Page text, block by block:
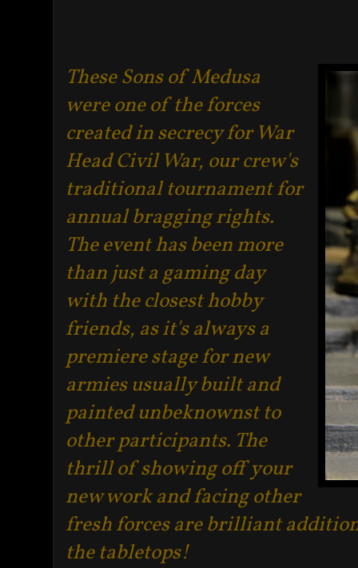
These Sons of Medusa
were one of the forces
created in secrecy for War
Head Civil War, our crew's
traditional tournament for
annual bragging rights.
The event has been more
than just a gaming day
with the closest hobby
friends, as it's always a
premiere stage for new
armies usually built and
painted unbeknownst to
other participants. The
thrill of showing off your
new work and facing other
fresh forces are brilliant
the tabletops!